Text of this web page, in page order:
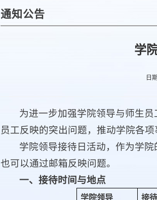
通知公告
学
日
为进一步加强学院领导与师生
员工反映的突出问题，推动学院各
学院领导接待日活动，作为学
也可以通过邮箱反映问题。
一、接待时间与地点
学院领导 接